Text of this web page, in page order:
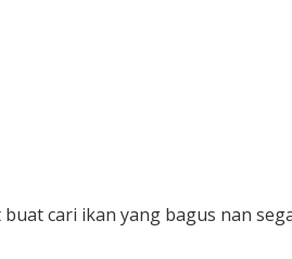
cari ikan yang bagus nan